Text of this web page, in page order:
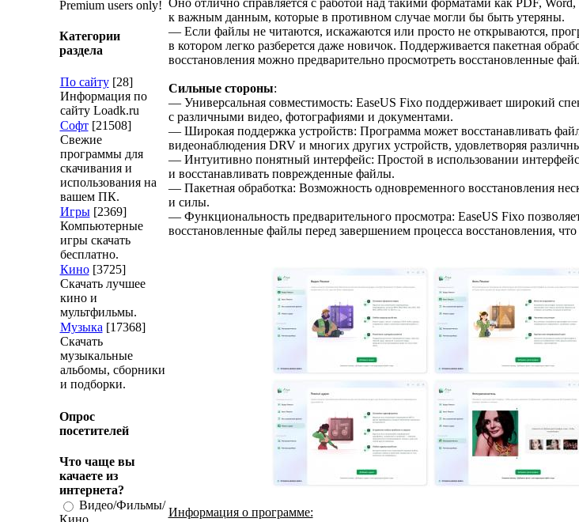
Premium users only!
Категории
раздела
По сайту [28]
Информация по
сайту Loadk.ru
Софт [21508]
Свежие
программы для
скачивания и
использования на
вашем ПК.
Игры [2369]
Компьютерные
игры скачать
бесплатно.
Кино [3725]
Скачать лучшее
кино и
мультфильмы.
Музыка [17368]
Скачать
музыкальные
альбомы, сборники
и подборки.
Опрос
посетителей
Что чаще вы
качаете из
интернета?
Видео/Фильмы/
Кино
Оно отлично справляется с работой над такими форматами как PDF,
к важным данным, которые в противном случае могли бы быть утеряны.
— Если файлы не читаются, искажаются или просто не открываются,
в котором легко разберется даже новичок. Поддерживается пакетная
восстановления можно предварительно просмотреть восстановленные
Сильные стороны:
— Универсальная совместимость: EaseUS Fixo поддерживает широкий
с различными видео, фотографиями и документами.
— Широкая поддержка устройств: Программа может восстанавливать
видеонаблюдения DRV и многих других устройств, удовлетворяя
— Интуитивно понятный интерфейс: Простой в использовании интерфейс
и восстанавливать поврежденные файлы.
— Пакетная обработка: Возможность одновременного восстановления
и силы.
— Функциональность предварительного просмотра: EaseUS Fixo
восстановленные файлы перед завершением процесса восстановления,
Информация о программе: